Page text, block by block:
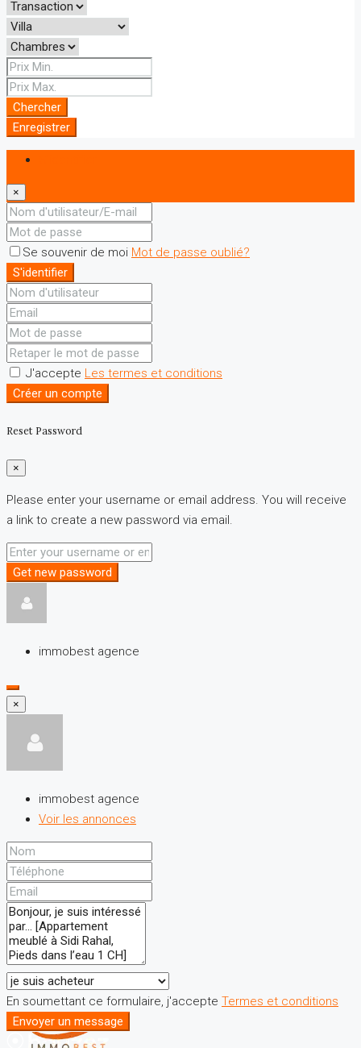
Chercher
Enregistrer
×
Se souvenir de moi Mot de passe oublié?
S'identifier
J'accepte Les termes et conditions
Créer un compte
Reset Password
×
Please enter your username or email address. You will receive
a link to create a new password via email.
Get new password
immobest agence
×
immobest agence
Voir les annonces
En soumettant ce formulaire, j'accepte Termes et conditions
Envoyer un message